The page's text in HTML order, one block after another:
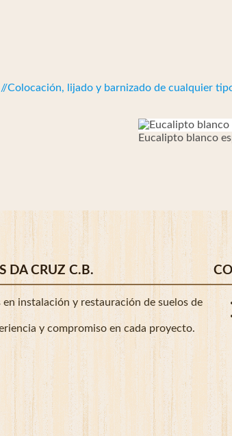
//Colocación, lijado y barnizado de cualquier
Eucalipto blanco
DA CRUZ C.B.
en instalación y restauración de suelos de
y compromiso en cada proyecto.